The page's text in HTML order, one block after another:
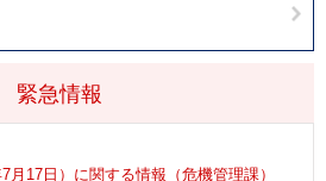
緊急情報
月17日）に関する情報（危機管理課）